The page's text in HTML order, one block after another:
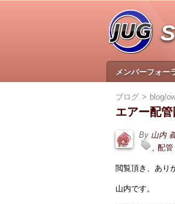
メンバーフォー
ブログ blog/
エアー配
By 山内
配管
閲覧頂き、あり
山内です。